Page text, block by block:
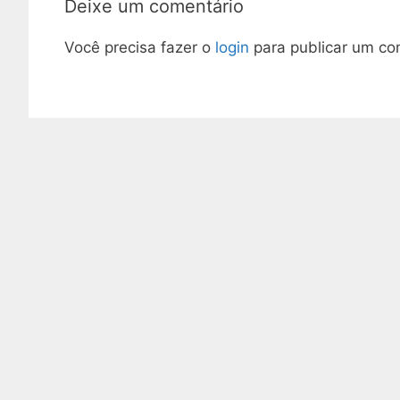
Deixe um comentário
Você precisa fazer o login para publicar um